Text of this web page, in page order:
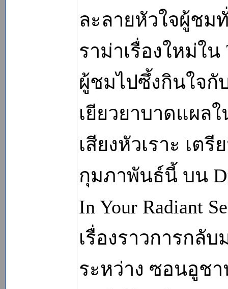
ละลายหัวใจผู้ชม
ราม่าเรื่องใหม่ใน
ผู้ชมไปซึ้งกินใจกั
เยียวยาบาดแผล
เสียงหัวเราะ เต
กุมภาพันธ์นี้ บน
In Your Radiant
เรื่องราวการกลั
ระหว่าง ซอนอูช